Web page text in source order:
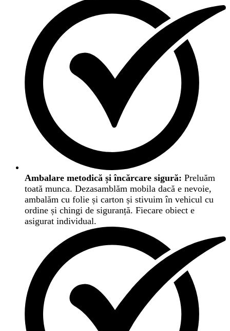
Ambalare metodică și încărcare sigură: Preluăm
toată munca. Dezasamblăm mobila dacă e nevoie,
ambalăm cu folie și carton și stivuim în vehicul cu
ordine și chingi de siguranță. Fiecare obiect e
asigurat individual.